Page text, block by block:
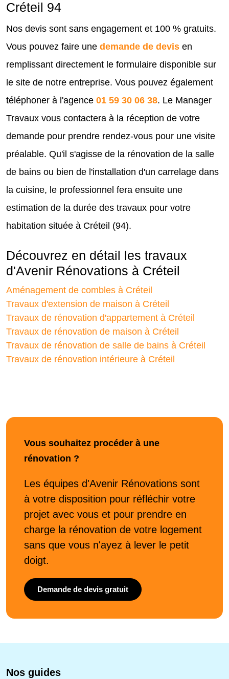
Créteil 94
Nos devis sont sans engagement et 100 % gratuits.
Vous pouvez faire une demande de devis en
remplissant directement le formulaire disponible sur
le site de notre entreprise. Vous pouvez également
téléphoner à l'agence 01 59 30 06 38. Le Manager
Travaux vous contactera à la réception de votre
demande pour prendre rendez-vous pour une visite
préalable. Qu'il s'agisse de la rénovation de la salle
de bains ou bien de l'installation d'un carrelage dans
la cuisine, le professionnel fera ensuite une
estimation de la durée des travaux pour votre
habitation située à Créteil (94).
Découvrez en détail les travaux
d'Avenir Rénovations à Créteil
Aménagement de combles à Créteil
Travaux d'extension de maison à Créteil
Travaux de rénovation d'appartement à Créteil
Travaux de rénovation de maison à Créteil
Travaux de rénovation de salle de bains à Créteil
Travaux de rénovation intérieure à Créteil
Vous souhaitez procéder à une
rénovation ?
Les équipes d'Avenir Rénovations sont
à votre disposition pour réfléchir votre
projet avec vous et pour prendre en
charge la rénovation de votre logement
sans que vous n'ayez à lever le petit
doigt.
Demande de devis gratuit
Nos guides